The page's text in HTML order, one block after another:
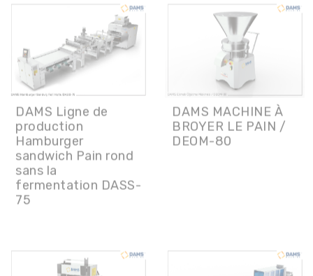
DAMS Ligne de
production
sandwich Pain rond
sans la
fermentation DASS-
75
DAMS MACHINE À
BROYER LE PAIN /